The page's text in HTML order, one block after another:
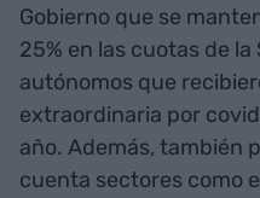
Gobierno que se
25% en las cuotas de
autónomos que
extraordinaria por
año. Además, también
cuenta sectores como